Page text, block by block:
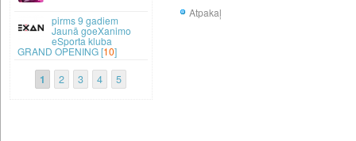
Atpakaļ
9 gadiem
Jaunā goeXanimo
eSporta kluba
GRAND OPENING [10]
1 2 3 4 5